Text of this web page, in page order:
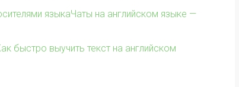
Чаты на английском языке —
быстро выучить текст на английском